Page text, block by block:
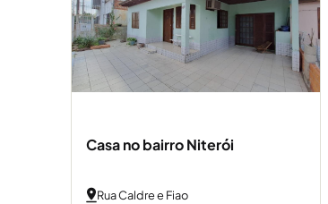
Casa no bairro Niterói
Rua Caldre e Fiao